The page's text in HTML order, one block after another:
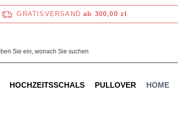
GRATISVERSAND ab 300,00 zł
HOCHZEITSSCHALS PULLOVER HOME